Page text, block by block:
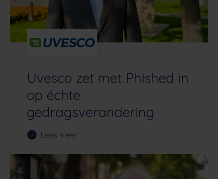
Uvesco zet met Phished in
op échte
gedragsverandering
Lees meer